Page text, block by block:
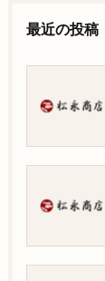
最近の投稿